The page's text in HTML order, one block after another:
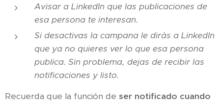
Avisar a LinkedIn que las publicaciones de
esa persona te interesan.
Si desactivas la campana le dirás a LinkedIn
que ya no quieres ver lo que esa persona
publica. Sin problema, dejas de recibir las
notificaciones y listo.
Recuerda que la función de ser notificado cuando